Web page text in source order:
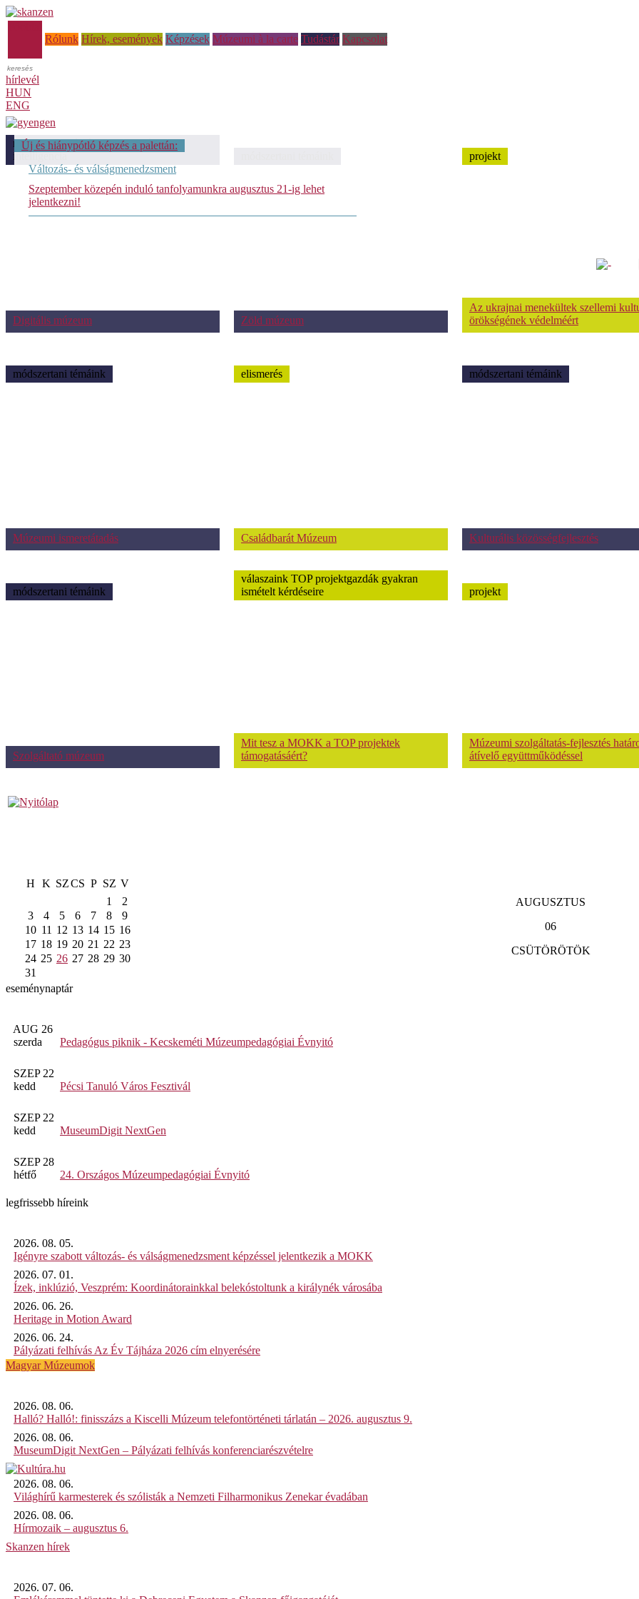
Rólunk Hírek, események Képzések Múzeumi à la carte Tudástár Kapcsolat
hírlevél
HUN
ENG
Új és hiánypótló képzés a palettán:
Változás- és válságmenedzsment
Szeptember közepén induló tanfolyamunkra augusztus 21-ig lehet
jelentkezni!
módszertani témáink: Mesterséges
intelligencia
Digitális múzeum Zöld múzeum
projekt
Az ukrajnai menekültek szellemi
örökségének védelméért
módszertani témáink
Múzeumi ismeretátadás
elismerés
Családbarát Múzeum
módszertani témáink
Kulturális közösségfejlesztés
módszertani témáink
Szolgáltató múzeum
válaszaink TOP projektgazdák gyakran
ismételt kérdéseire
Mit tesz a MOKK a TOP projektek
támogatásáért?
projekt
Múzeumi szolgáltatás-fejlesztés
átívelő együttműködéssel
H K SZCS P SZ V
1
2
3
4 5 6 7 8
9
10 11 12 13 14 15 16
17 18 19 20 21 22 23
24 25 26 27 28 29 30
31
AUGUSZTUS
06
CSÜTÖRÖTÖK
eseménynaptár
AUG 26
szerda
Pedagógus piknik - Kecskeméti Múzeumpedagógiai Évnyitó
SZEP 22
kedd
Pécsi Tanuló Város Fesztivál
SZEP 22
kedd
MuseumDigit NextGen
SZEP 28
hétfő
24. Országos Múzeumpedagógiai Évnyitó
legfrissebb híreink
2026. 08. 05.
Igényre szabott változás- és válságmenedzsment képzéssel jelentkezik a MOKK
2026. 07. 01.
Ízek, inklúzió, Veszprém: Koordinátorainkkal belekóstoltunk a királynék városába
2026. 06. 26.
Heritage in Motion Award
2026. 06. 24.
Pályázati felhívás Az Év Tájháza 2026 cím elnyerésére
Magyar Múzeumok
2026. 08. 06.
Halló? Halló!: finisszázs a Kiscelli Múzeum telefontörténeti tárlatán – 2026. augusztus 9.
2026. 08. 06.
MuseumDigit NextGen – Pályázati felhívás konferenciarészvételre
2026. 08. 06.
Világhírű karmesterek és szólisták a Nemzeti Filharmonikus Zenekar évadában
2026. 08. 06.
Hírmozaik – augusztus 6.
Skanzen hírek
2026. 07. 06.